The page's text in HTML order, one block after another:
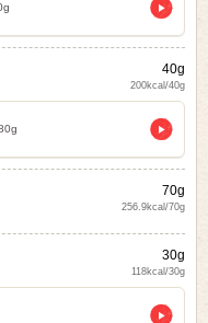
40g
200kcal/40g
70g
256.9kcal/70g
30g
118kcal/30g